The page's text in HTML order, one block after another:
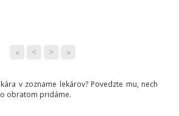
« < > »
v zozname lekárov? Povedzte mu, nech
obratom pridáme.